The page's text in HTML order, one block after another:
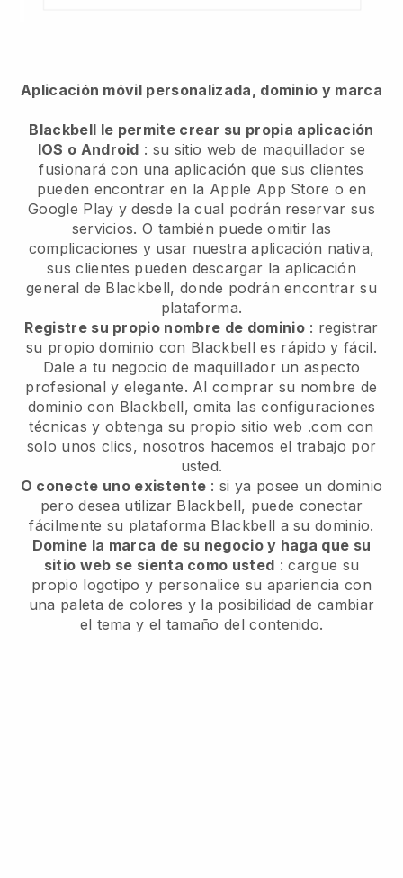
Aplicación móvil personalizada, dominio y marca
Blackbell le permite crear su propia aplicación
IOS o Android : su sitio web de maquillador se
fusionará con una aplicación que sus clientes
pueden encontrar en la Apple App Store o en
Google Play y desde la cual podrán reservar sus
servicios. O también puede omitir las
complicaciones y usar nuestra aplicación nativa,
sus clientes pueden descargar la aplicación
general de Blackbell, donde podrán encontrar su
plataforma.
Registre su propio nombre de dominio: registrar
su propio dominio con Blackbell es rápido y fácil.
Dale a tu negocio de maquillador un aspecto
profesional y elegante. Al comprar su nombre de
dominio con Blackbell, omita las configuraciones
técnicas y obtenga su propio sitio web .com con
solo unos clics, nosotros hacemos el trabajo por
usted.
O conecte uno existente : si ya posee un dominio
pero desea utilizar Blackbell, puede conectar
fácilmente su plataforma Blackbell a su dominio.
Domine la marca de su negocio y haga que su
sitio web se sienta como usted : cargue su
propio logotipo y personalice su apariencia con
una paleta de colores y la posibilidad de cambiar
el tema y el tamaño del contenido.